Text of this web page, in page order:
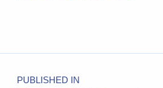
PUBLISHED IN